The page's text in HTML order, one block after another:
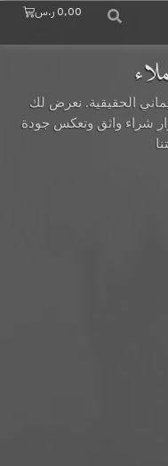
0,00 ر.سCart
الحقيقية. نعرض لك
شراء واثق وتعكس جودة